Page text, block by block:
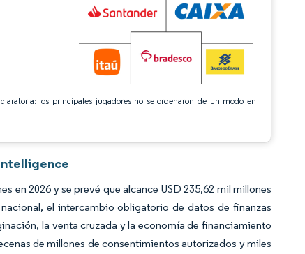
los principales jugadores no se ordenaron de un modo en
en 2026 y se prevé que alcance USD 235,62 mil millones
el intercambio obligatorio de datos de finanzas
la venta cruzada y la economía de financiamiento
de millones de consentimientos autorizados y miles